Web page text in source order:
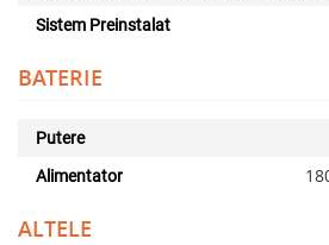
Sistem Preinstalat
BATERIE
Putere
Alimentator
ALTELE